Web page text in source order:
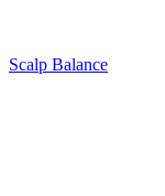
Scalp Balance